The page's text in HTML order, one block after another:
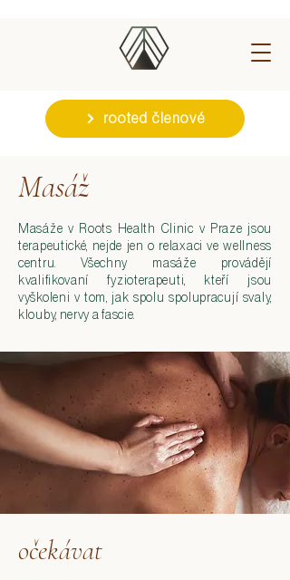
rooted členové
Masáž
Masáže v Roots Health Clinic v Praze jsou
terapeutické, nejde jen o relaxaci ve wellness
centru. Všechny masáže provádějí
kvalifikovaní fyzioterapeuti, kteří jsou
vyškoleni v tom, jak spolu spolupracují svaly,
klouby, nervy a fascie.
očekávat